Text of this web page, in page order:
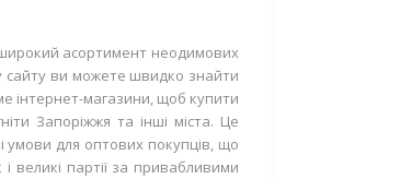
асортимент неодимових
сайту ви можете швидко знайти
інтернет-магазини, щоб купити
Запоріжжя та інші міста. Це
умови для оптових покупців, що
великі партії за привабливими